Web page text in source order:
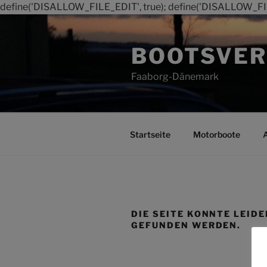
define('DISALLOW_FILE_EDIT', true);
Faaborg-Dänemark
Startseite Motorboote
DIE SEITE KONNTE
GEFUNDEN WERDEN.